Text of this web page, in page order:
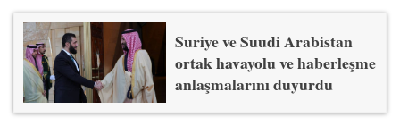
Suriye ve Suudi Arabistan
ortak havayolu ve haberleşme
anlaşmalarını duyurdu